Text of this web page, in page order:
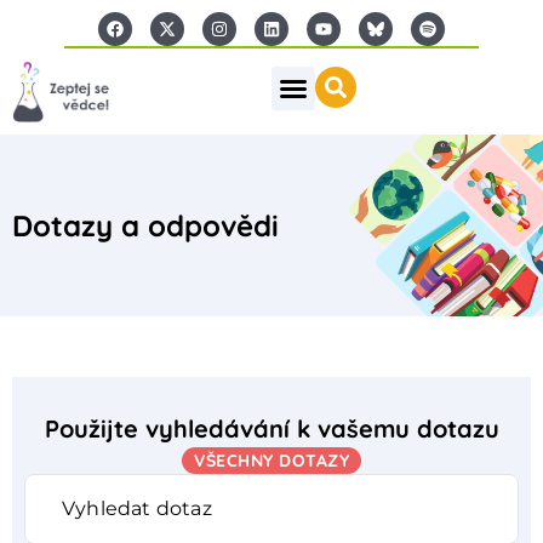
Dotazy a odpovědi
Použijte vyhledávání k vašemu dotazu
VŠECHNY DOTAZY